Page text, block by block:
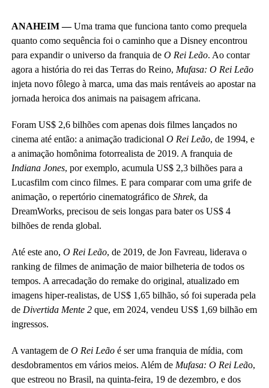
ANAHEIM —Uma trama que funciona tanto como prequela
quanto como sequência foi o caminho que a Disney encontrou
para expandir o universo da franquia de O Rei Leão. Ao contar
agora a história do rei das Terras do Reino, Mufasa: O Rei Leão
injeta novo fôlego à marca, uma das mais rentáveis ao apostar na
jornada heroica dos animais na paisagem africana.
Foram US$ 2,6 bilhões com apenas dois filmes lançados no
cinema até então: a animação tradicional O Rei Leão, de 1994, e
a animação homônima fotorrealista de 2019. A franquia de
Indiana Jones, por exemplo, acumula US$ 2,3 bilhões para a
Lucasfilm com cinco filmes. E para comparar com uma grife de
animação, o repertório cinematográfico deShrek, da
DreamWorks, precisou de seis longas para bater os US$ 4
bilhões de renda global.
Até este ano, O Rei Leão, de 2019, de Jon Favreau, liderava o
ranking de filmes de animação de maior bilheteria de todos os
tempos. A arrecadação do remake do original, atualizado em
imagens hiper-realistas, de US$ 1,65 bilhão, só foi superada pela
deDivertida Mente 2que, em 2024, vendeu US$ 1,69 bilhão em
ingressos.
A vantagem de O Rei Leãoé ser uma franquia de mídia, com
desdobramentos em vários meios. Além de Mufasa: O Rei Leão,
que estreou no Brasil, na quinta-feira, 19 de dezembro, e dos